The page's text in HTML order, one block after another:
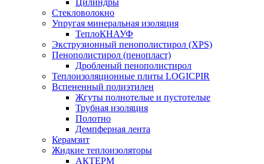
Цилиндры
Стекловолокно
Упругая минеральная изоляция
ТеплоКНАУФ
Экструзионный пенополистирол (XPS)
Пенополистирол (пенопласт)
Дробленый пенополистирол
Теплоизоляционные плиты LOGICPIR
Вспененный полиэтилен
Жгуты полнотелые и пустотелые
Трубная изоляция
Полотно
Демпферная лента
Керамзит
Жидкие теплоизоляторы
АКТЕРМ